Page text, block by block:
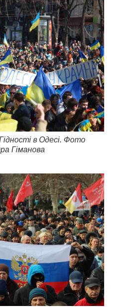
в Одесі. Фото
Гіманова